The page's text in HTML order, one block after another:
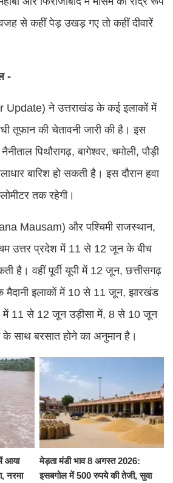
से कहीं पेड़ उखड़ गए तो कहीं दीवारें
-
Update) ने उत्तराखंड के कई इलाकों में
की चेतावनी जारी की है। इस
नैनीताल पिथौरागढ़, बागेश्वर, चमोली, पौड़ी
बारिश हो सकती है। इस दौरान हवा
तक रहेगी।
Mausam) और पश्चिमी राजस्थान,
उत्तर प्रदेश में 11 से 12 जून के बीच
है। वहीं पूर्वी यूपी में 12 जून, छत्तीसगढ़
इलाकों में 10 से 11 जून, झारखंड
में 11 से 12 जून उड़ीसा में, 8 से 10 जून
साथ बरसात होने का अनुमान है।
आया
नरमा
मेड़ता मंडी भाव 8 अगस्त 2026:
इसबगोल में 500 रुपये की तेजी, सुवा